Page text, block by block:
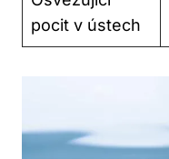
pocit v ústech